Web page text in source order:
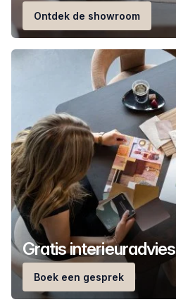
Ontdek de showroom
Gratis interieuradvies
Boek een gesprek